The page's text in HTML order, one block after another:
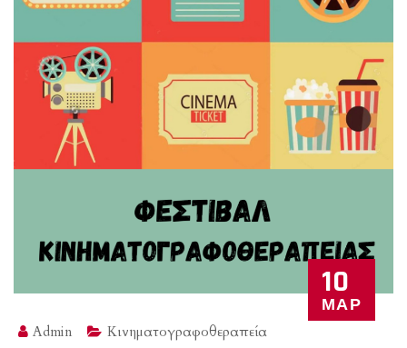
10
ΜΑΡ
Admin
Κινηματογραφοθεραπεία